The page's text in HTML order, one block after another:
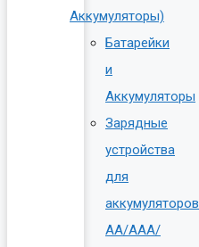
Аккумуляторы)
Батарейки
и
Аккумуляторы
Зарядные
устройства
для
аккумуляторов
AA/AAA/